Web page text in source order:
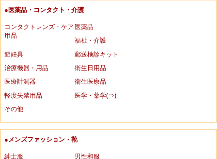
●医薬品・コンタクト・介護
コンタクトレンズ・ケア
用品
医薬品
福祉・介護
避妊具
郵送検診キット
治療機器・用品
衛生日用品
医療計測器
衛生医療品
軽度失禁用品
医学・薬学(⇒)
その他
●メンズファッション・靴
紳士服
男性和服